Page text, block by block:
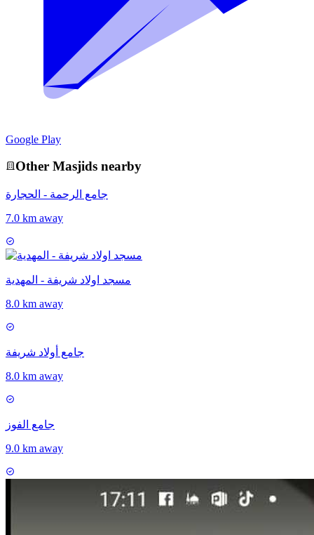
Google Play
Other Masjids nearby
جامع الرحمة - الحجارة
7.0 km away
مسجد اولاد شريفة - المهدية
8.0 km away
جامع أولاد شريفة
8.0 km away
جامع الفوز
9.0 km away